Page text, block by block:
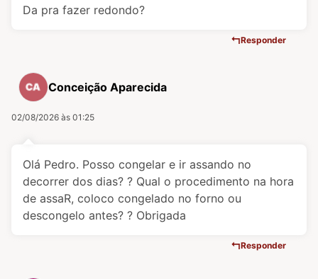
Da pra fazer redondo?
Responder
Conceição Aparecida
02/08/2026 às 01:25
Olá Pedro. Posso congelar e ir assando no
decorrer dos dias? ? Qual o procedimento na hora
de assaR, coloco congelado no forno ou
descongelo antes? ? Obrigada
Responder